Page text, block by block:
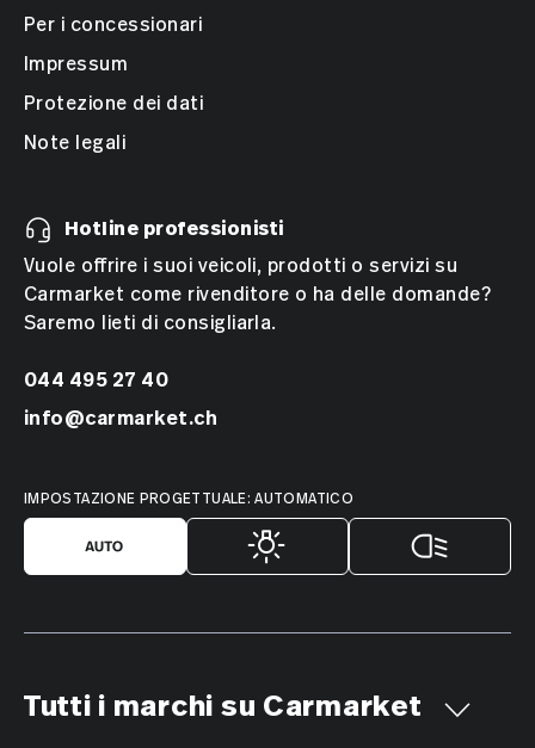
Per i concessionari
Impressum
Protezione dei dati
Note legali
Hotline professionisti
Vuole offrire i suoi veicoli, prodotti o servizi su
Carmarket come rivenditore o ha delle domande?
Saremo lieti di consigliarla.
044 495 27 40
info@carmarket.ch
IMPOSTAZIONE PROGETTUALE: AUTOMATICO
Tutti i marchi su Carmarket